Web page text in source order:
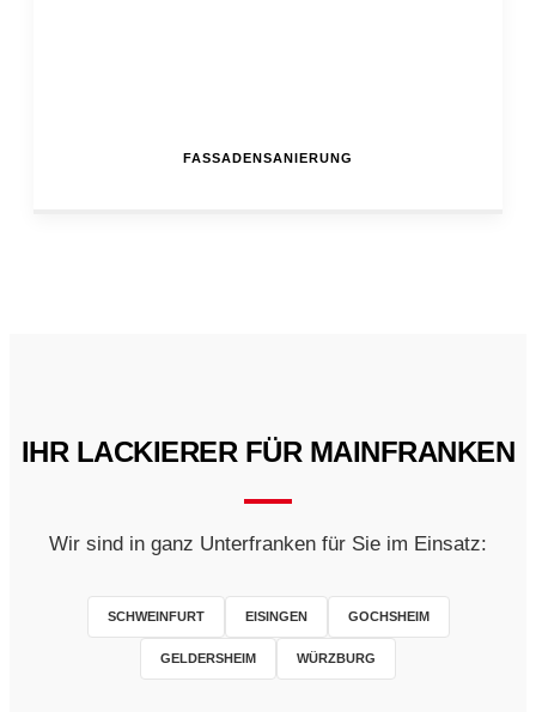
FASSADENSANIERUNG
IHR LACKIERER FÜR MAINFRANKEN
Wir sind in ganz Unterfranken für Sie im Einsatz:
SCHWEINFURT EISINGEN GOCHSHEIM
GELDERSHEIM WÜRZBURG